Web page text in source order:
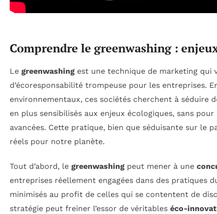
Comprendre le greenwashing :
Le greenwashing est une technique de marketing qui
d’écoresponsabilité trompeuse pour les entreprises.
environnementaux, ces sociétés cherchent à séduire
en plus sensibilisés aux enjeux écologiques, sans
avancées. Cette pratique, bien que séduisante sur le
réels pour notre planète.
Tout d’abord, le greenwashing peut mener à une
entreprises réellement engagées dans des pratiques
minimisés au profit de celles qui se contentent de
stratégie peut freiner l’essor de véritables éco-